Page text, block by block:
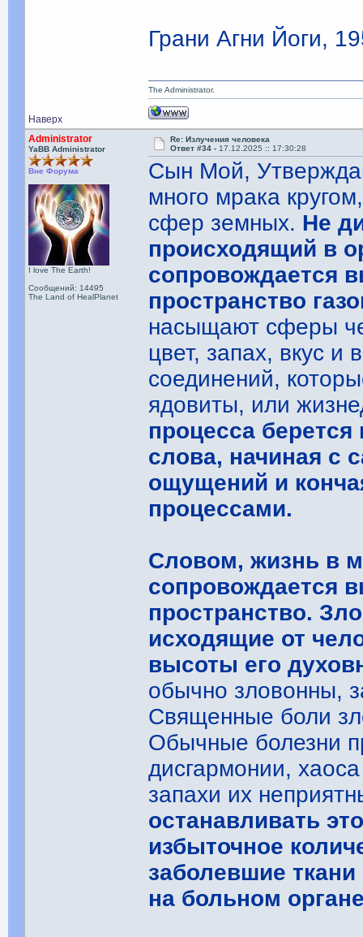
Грани Агни Йоги,
Наверх
The Administrator.
Administrator
YaBB Administrator
Вне Форума
I love The Earth!
Сообщений: 14495
The Land of HealPlanet
Re: Излучения человека
Ответ #34 - 17.12.2025 :: 17:30:28
Сын Мой,
много мрака
сфер земных. Не
происходящий в
сопровождается
пространство
насыщают сферы
цвет, запах, вкус и
соединений,
ядовиты, или
процесса
слова, начиная с
ощущений и
процессами.
Словом, жизнь в
сопровождается
пространство.
исходящие от
высоты его
обычно зловонны,
Священные боли
Обычные болезни
дисгармонии,
запахи их
останавливать
избыточное
заболевшие
на больном